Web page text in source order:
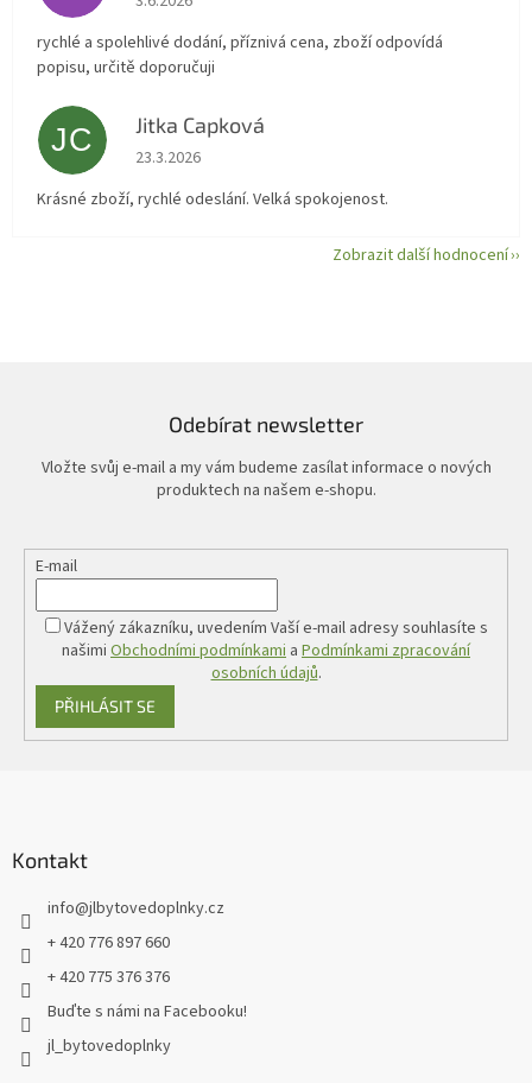
rychlé a spolehlivé dodání, příznivá cena, zboží odpovídá
popisu, určitě doporučuji
JC Jitka Capková
Hodnocení obchodu je 5 z 5 hvězdiček.
23.3.2026
Krásné zboží, rychlé odeslání. Velká spokojenost.
Zobrazit další hodnocení
Odebírat newsletter
Vložte svůj e-mail a my vám budeme zasílat informace o nových
produktech na našem e-shopu.
E-mail
Vážený zákazníku, uvedením Vaší e-mail adresy souhlasíte s
našimi Obchodními podmínkami a Podmínkami zpracování
osobních údajů.
PŘIHLÁSIT SE
Kontakt
info@jlbytovedoplnky.cz
+ 420 776 897 660
+ 420 775 376 376
Buďte s námi na Facebooku!
jl_bytovedoplnky